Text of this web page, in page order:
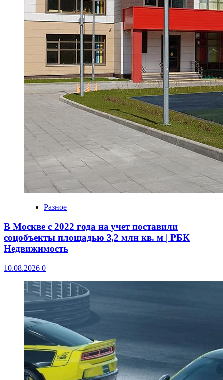
Разное
В Москве с 2022 года на учет поставили
соцобъекты площадью 3,2 млн кв. м | РБК
Недвижимость
10.08.2026 0